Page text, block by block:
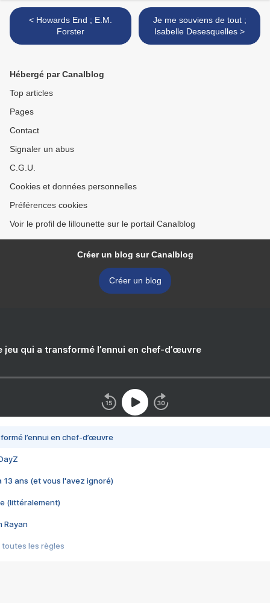
< Howards End ; E.M.
Forster
Je me souviens de tout ;
Isabelle Desesquelles >
Hébergé par Canalblog
Top articles
Pages
Contact
Signaler un abus
C.G.U.
Cookies et données personnelles
Préférences cookies
Voir le profil de lillounette sur le portail Canalblog
Créer un blog sur Canalblog
Créer un blog
jeu qui a transformé l’ennui en chef-d’œuvre
l’ennui en chef-d’œuvre
13 ans (et vous l'avez ignoré)
(littéralement)
Rayan
toutes les règles